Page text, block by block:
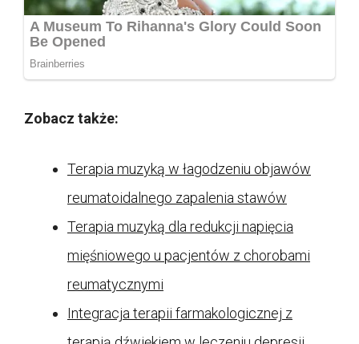
Zobacz także:
Terapia muzyką w łagodzeniu objawów
reumatoidalnego zapalenia stawów
Terapia muzyką dla redukcji napięcia
mięśniowego u pacjentów z chorobami
reumatycznymi
Integracja terapii farmakologicznej z